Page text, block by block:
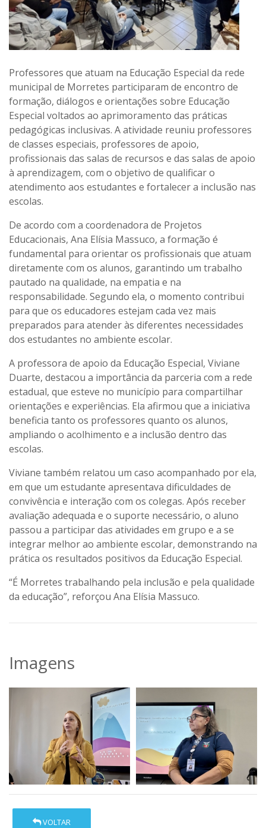
Professores que atuam na Educação Especial da rede
municipal de Morretes participaram de encontro de
formação, diálogos e orientações sobre Educação
Especial voltados ao aprimoramento das práticas
pedagógicas inclusivas. A atividade reuniu professores
de classes especiais, professores de apoio,
profissionais das salas de recursos e das salas de apoio
à aprendizagem, com o objetivo de qualificar o
atendimento aos estudantes e fortalecer a inclusão nas
escolas.
De acordo com a coordenadora de Projetos
Educacionais, Ana Elísia Massuco, a formação é
fundamental para orientar os profissionais que atuam
diretamente com os alunos, garantindo um trabalho
pautado na qualidade, na empatia e na
responsabilidade. Segundo ela, o momento contribui
para que os educadores estejam cada vez mais
preparados para atender às diferentes necessidades
dos estudantes no ambiente escolar.
A professora de apoio da Educação Especial, Viviane
Duarte, destacou a importância da parceria com a rede
estadual, que esteve no município para compartilhar
orientações e experiências. Ela afirmou que a iniciativa
beneficia tanto os professores quanto os alunos,
ampliando o acolhimento e a inclusão dentro das
escolas.
Viviane também relatou um caso acompanhado por ela,
em que um estudante apresentava dificuldades de
convivência e interação com os colegas. Após receber
avaliação adequada e o suporte necessário, o aluno
passou a participar das atividades em grupo e a se
integrar melhor ao ambiente escolar, demonstrando na
prática os resultados positivos da Educação Especial.
“É Morretes trabalhando pela inclusão e pela qualidade
da educação”, reforçou Ana Elísia Massuco.
Imagens
VOLTAR